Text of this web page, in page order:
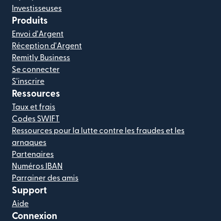
Investisseuses
Produits
Envoi d'Argent
Réception d'Argent
Remitly Business
Se connecter
S'inscrire
Ressources
Taux et frais
Codes SWIFT
Ressources pour la lutte contre les fraudes et les
arnaques
Partenaires
Numéros IBAN
Parrainer des amis
Support
Aide
Connexion